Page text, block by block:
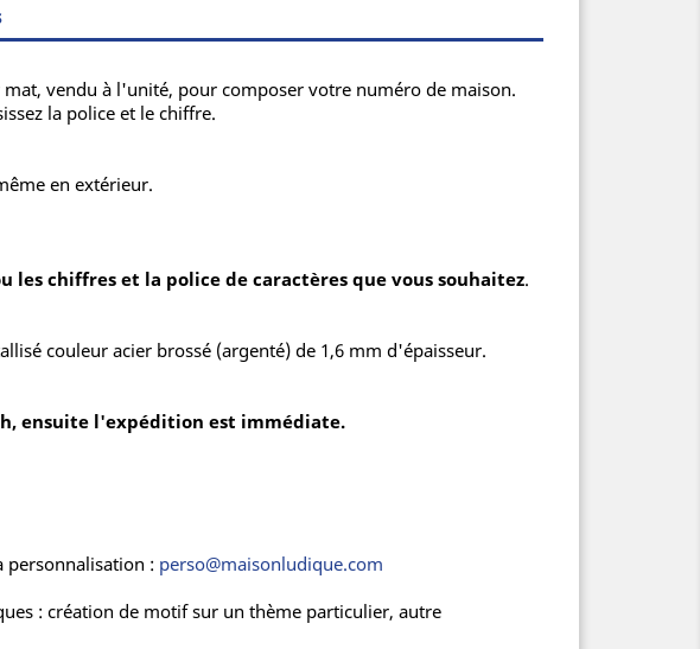
vendu à l'unité, pour composer votre numéro de maison.
la police et le chiffre.
en extérieur.
les chiffres et la police de caractères que vous souhaitez.
couleur acier brossé (argenté) de 1,6 mm d'épaisseur.
ensuite l'expédition est immédiate.
personnalisation : perso@maisonludique.com
: création de motif sur un thème particulier, autre